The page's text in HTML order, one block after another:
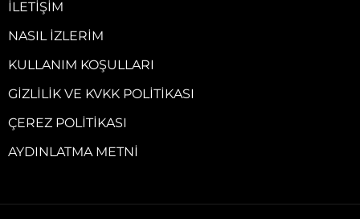
İLETIŞIM
NASIL İZLERIM
KULLANIM KOŞULLARI
GIZLILIK VE KVKK POLITIKASI
ÇEREZ POLITIKASI
AYDINLATMA METNI